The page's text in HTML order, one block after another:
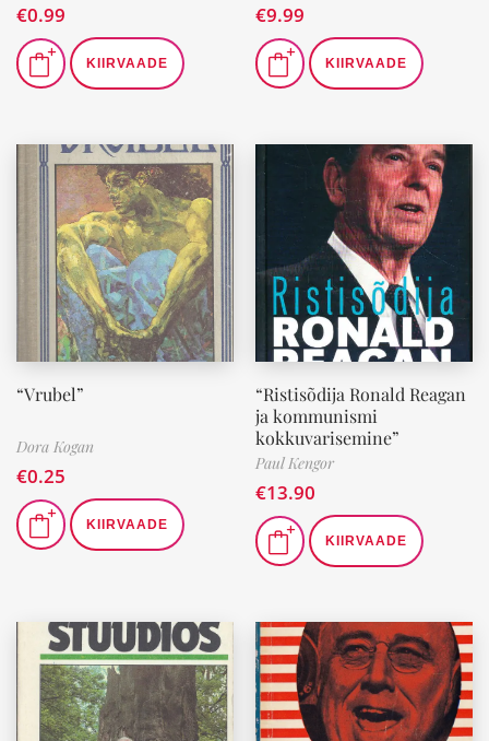
€0.99
KIIRVAADE
€9.99
KIIRVAADE
“Vrubel”
Dora Kogan
€0.25
KIIRVAADE
“Ristisõdija Ronald Reagan
ja kommunismi
kokkuvarisemine”
Paul Kengor
€13.90
KIIRVAADE